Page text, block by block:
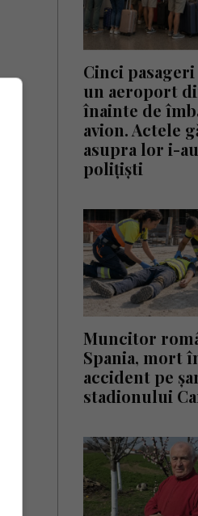
Cinci
un aeroport
înainte de
avion. Actele
asupra lor i-
polițiști
Muncitor
Spania, mort
accident pe
stadionului